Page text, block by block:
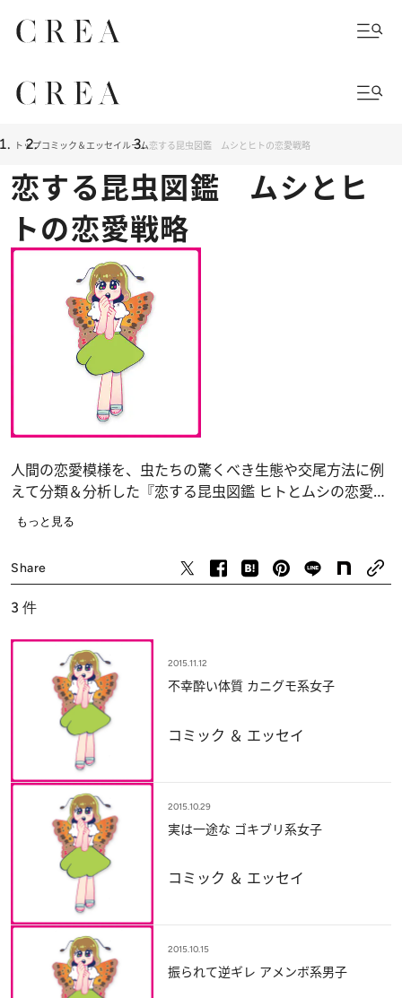
トップコミック＆エッセイルーム恋する昆虫図鑑 ムシとヒトの恋愛戦略
恋する昆虫図鑑 ムシとヒ
トの恋愛戦略
人間の恋愛模様を、虫たちの驚くべき生態や交尾方法に例
えて分類＆分析した『恋する昆虫図鑑 ヒトとムシの恋愛戦
略』が発売に！ 著者は、昆虫大好き現役慶応ガールの篠
は、人気漫画家の谷口菜津子さんが担当。本の中から厳選
した3話をご紹介します！(全3回)
もっと見る
Share
3 件
2015.11.12
不幸酔い体質 カニグモ系女子
コミック ＆ エッセイ
2015.10.29
実は一途な ゴキブリ系女子
コミック ＆ エッセイ
2015.10.15
振られて逆ギレ アメンボ系男子